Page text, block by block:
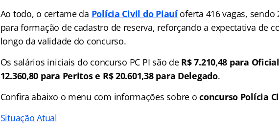
Ao todo, o certame da Polícia Civil do Piauíoferta 416 vagas, sendo
para formação de cadastro de reserva, reforçando a expectativa de
longo da validade do concurso.
Os salários iniciais do concurso PC PI são de R$ 7.210,48 para
12.360,80 para Peritos e R$ 20.601,38 para Delegado.
Confira abaixo o menu com informações sobre oconcurso Polícia
Situação Atual